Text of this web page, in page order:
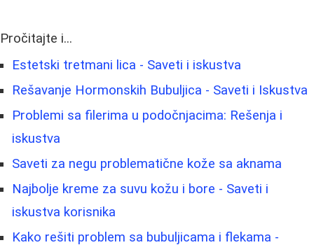
Pročitajte i...
Estetski tretmani lica - Saveti i iskustva
Rešavanje Hormonskih Bubuljica - Saveti i Iskustva
Problemi sa filerima u podočnjacima: Rešenja i
iskustva
Saveti za negu problematične kože sa aknama
Najbolje kreme za suvu kožu i bore - Saveti i
iskustva korisnika
Kako rešiti problem sa bubuljicama i flekama -